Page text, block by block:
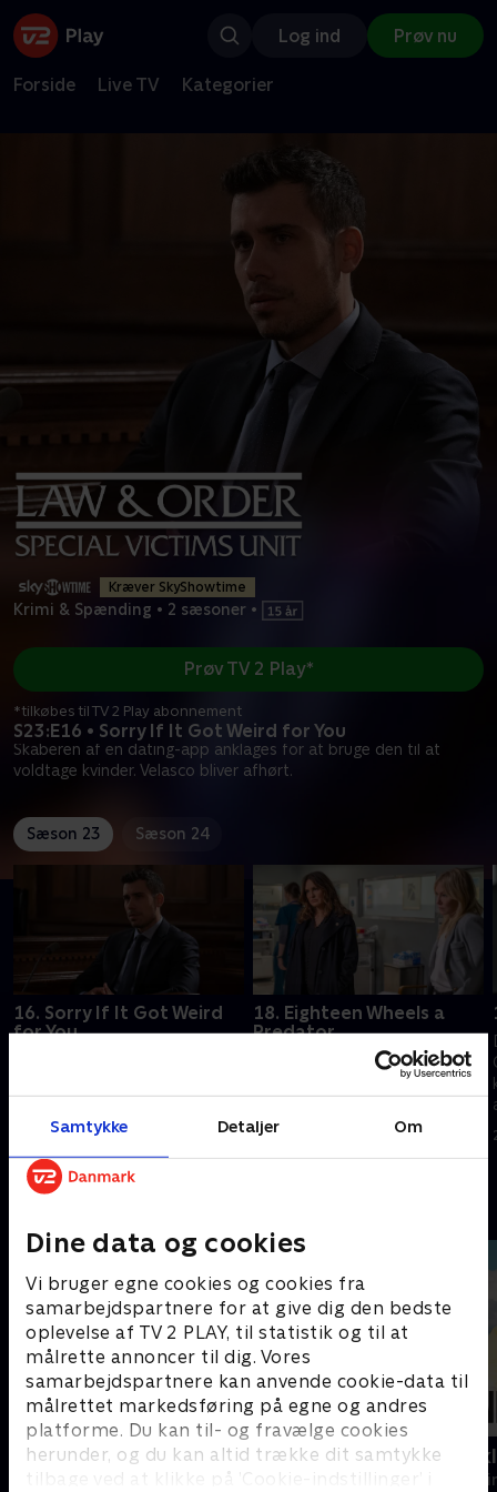
Samtykke Detaljer Om
Dine data og cookies
Vi bruger egne cookies og cookies fra
samarbejdspartnere for at give dig den bedste
oplevelse af TV 2 PLAY, til statistik og til at
målrette annoncer til dig. Vores
samarbejdspartnere kan anvende cookie-data til
målrettet markedsføring på egne og andres
platforme. Du kan til- og fravælge cookies
herunder, og du kan altid trække dit samtykke
tilbage ved at klikke på ’Cookie-indstillinger’ i
Log ind Prøv nu
Forside Live TV Kategorier
Kræver SkyShowtime
Krimi & Spænding • 2 sæsoner •
S23:E16 • Sorry If It Got Weird for You
Skaberen af en dating-app anklages for at bruge den til at
voldtage kvinder. Velasco bliver afhørt.
Prøv TV 2 Play*
*tilkøbes til TV 2 Play abonnement
Sæson 23 Sæson 24
16. Sorry If It Got Weird
for You
voldtage kvinder. Velasco bliver
afhørt.
1. juli 2024 • 40 min
18. Eighteen Wheels a
Predator
Rollins og Fin efterforsker et
overfald i Kentucky der har
ligheder med en sag i New York
City.
Mordene i Marlow Mord i
Krimi &